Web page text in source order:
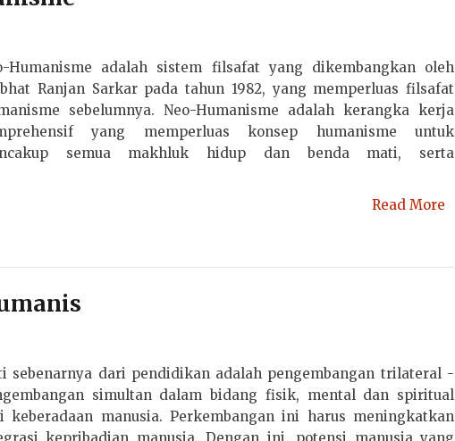
Humanisme adalah sistem filsafat yang dikembangkan oleh
Ranjan Sarkar pada tahun 1982, yang memperluas filsafat
sebelumnya. Neo-Humanisme adalah kerangka kerja
yang memperluas konsep humanisme untuk
semua makhluk hidup dan benda mati, serta
Read More
sebenarnya dari pendidikan adalah pengembangan trilateral -
simultan dalam bidang fisik, mental dan spiritual
keberadaan manusia. Perkembangan ini harus meningkatkan